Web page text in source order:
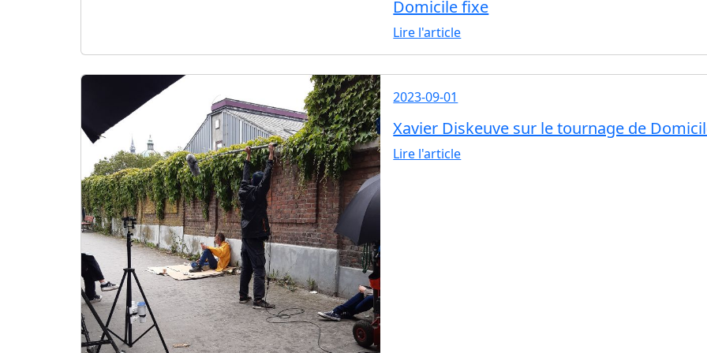
Domicile fixe
Lire l'article
2023-09-01
Xavier Diskeuve sur le tournage de
Lire l'article